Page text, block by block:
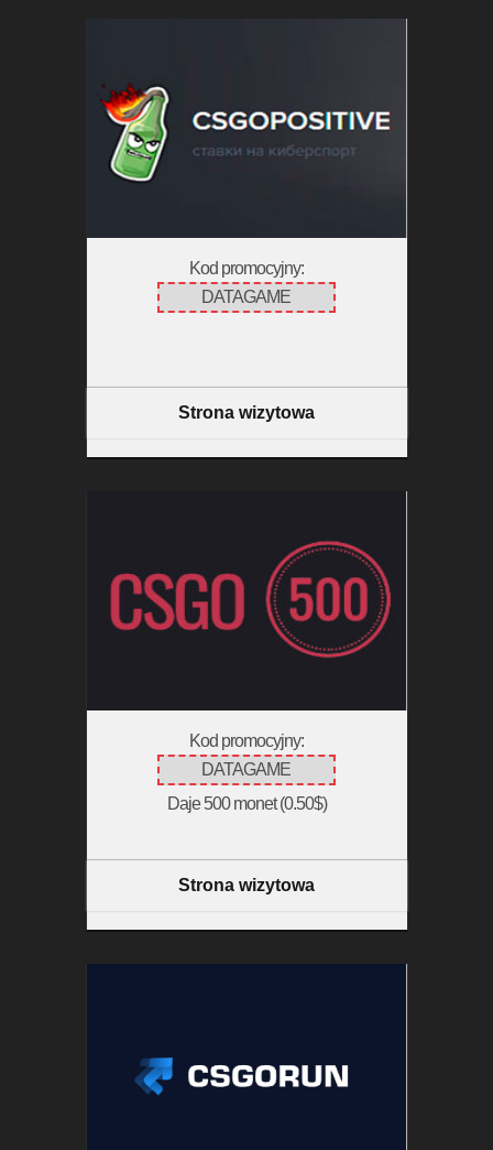
Kod promocyjny:
DATAGAME
Strona wizytowa
Kod promocyjny:
DATAGAME
Daje 500 monet (0.50$)
Strona wizytowa